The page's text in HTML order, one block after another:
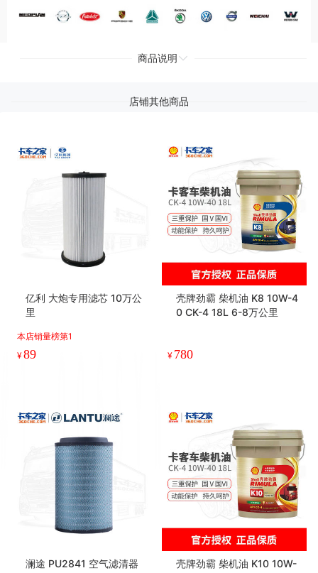
商品说明
店铺其他商品
亿利 大炮专用滤芯 10万公
里
本店销量榜第1
¥89
壳牌劲霸 柴机油 K8 10W-4
0 CK-4 18L 6-8万公里
¥ 780
澜途 PU2841 空气滤清器
壳牌劲霸 柴机油 K10 10W-